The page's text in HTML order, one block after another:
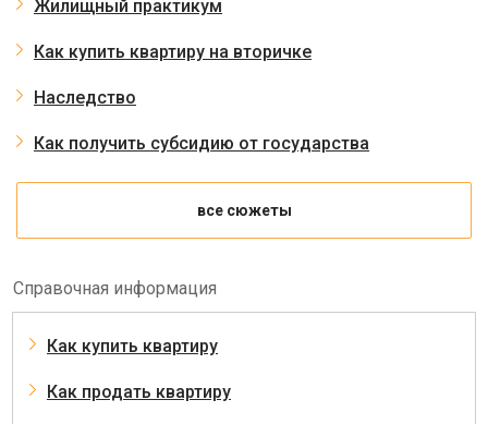
Жилищный практикум
Как купить квартиру на вторичке
Наследство
Как получить субсидию от государства
все сюжеты
Справочная информация
Как купить квартиру
Как продать квартиру